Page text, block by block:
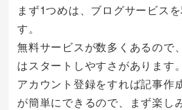
まず1つめは、ブログサービス
す。
無料サービスが数多くあるので
はスタートしやすさがあります
アカウント登録をすれば記事作
が簡単にできるので、まず楽し